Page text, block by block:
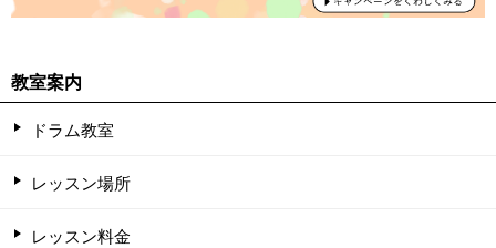
教室案内
ドラム教室
レッスン場所
レッスン料金